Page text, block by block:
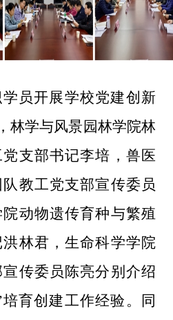
员开展学校党建创新
林学与风景园林学院林
支部书记李培，兽医
教工党支部宣传委员
动物遗传育种与繁殖
洪林君，生命科学学院
传委员 陈亮分别介绍
培育创建工作经验。同